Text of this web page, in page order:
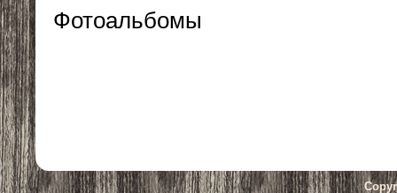
Фотоальбомы